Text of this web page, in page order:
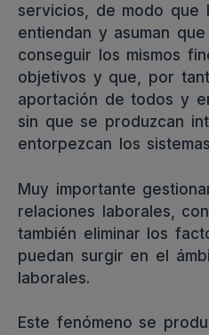
servicios, de modo que
entiendan y asuman
conseguir los mismos
objetivos y que, por
aportación de todos y
sin que se produzcan
entorpezcan los
Muy importante
relaciones laborales,
también eliminar los
puedan surgir en el
laborales.
Este fenómeno se